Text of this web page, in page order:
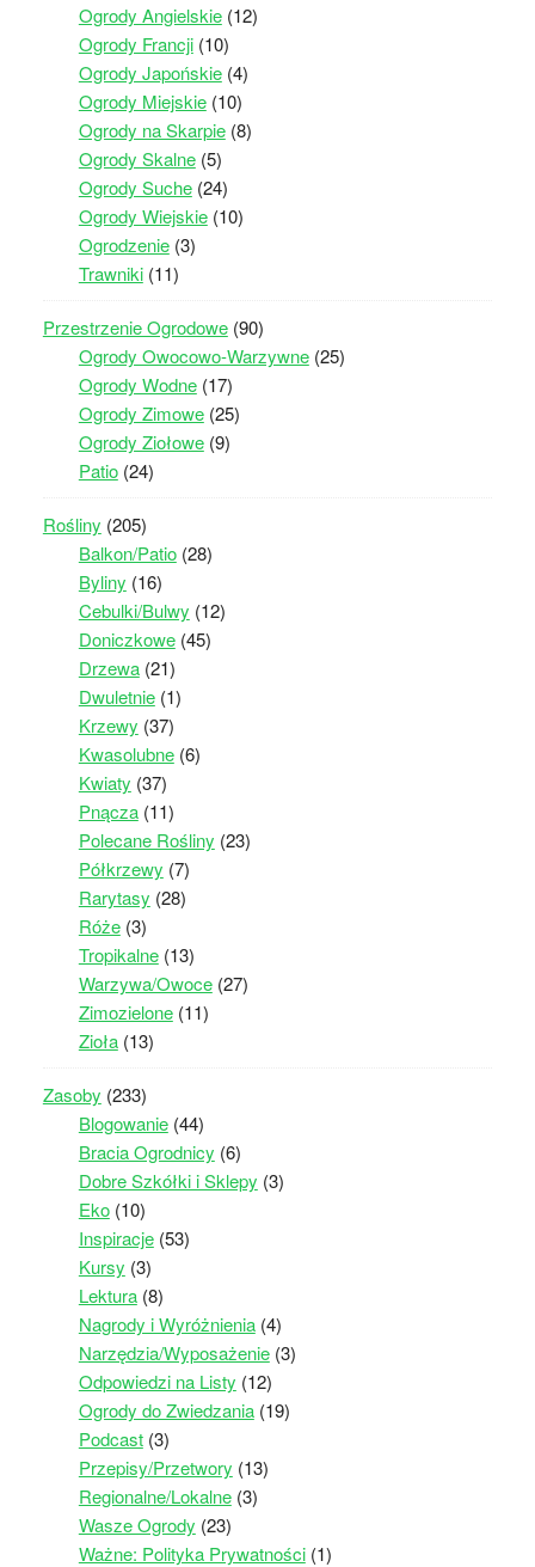
Ogrody Angielskie(12)
Ogrody Francji(10)
Ogrody Japońskie(4)
Ogrody Miejskie(10)
Ogrody na Skarpie(8)
Ogrody Skalne(5)
Ogrody Suche(24)
Ogrody Wiejskie(10)
Ogrodzenie(3)
Trawniki(11)
Przestrzenie Ogrodowe(90)
Ogrody Owocowo-Warzywne(25)
Ogrody Wodne(17)
Ogrody Zimowe(25)
Ogrody Ziołowe(9)
Patio(24)
Rośliny (205)
Balkon/Patio(28)
Byliny (16)
Cebulki/Bulwy (12)
Doniczkowe(45)
Drzewa(21)
Dwuletnie(1)
Krzewy (37)
Kwasolubne(6)
Kwiaty (37)
Pnącza(11)
Polecane Rośliny (23)
Półkrzewy (7)
Rarytasy (28)
Róże(3)
Tropikalne(13)
Warzywa/Owoce(27)
Zimozielone(11)
Zioła(13)
Zasoby (233)
Blogowanie(44)
Bracia Ogrodnicy (6)
Dobre Szkółki i Sklepy (3)
Eko(10)
Inspiracje(53)
Kursy (3)
Lektura(8)
Nagrody i Wyróżnienia(4)
Narzędzia/Wyposażenie(3)
Odpowiedzi na Listy (12)
Ogrody do Zwiedzania(19)
Podcast(3)
Przepisy/Przetwory (13)
Regionalne/Lokalne(3)
Wasze Ogrody (23)
Ważne: Polityka Prywatności(1)